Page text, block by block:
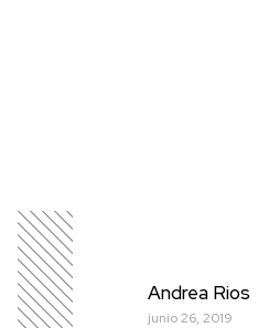
Andrea Rios
junio 26, 2019